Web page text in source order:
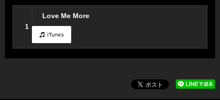
1
Love Me More